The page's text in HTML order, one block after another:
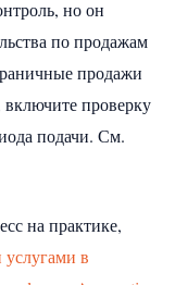
но он
по продажам
продажи
проверку
подачи. См.
на практике,
услугами в